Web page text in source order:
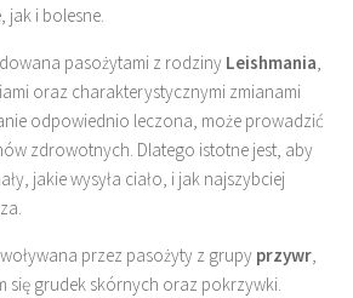
jak i bolesne.
pasożytami z rodziny Leishmania,
oraz charakterystycznymi zmianami
odpowiednio leczona, może prowadzić
zdrowotnych. Dlatego istotne jest, aby
jakie wysyła ciało, i jak najszybciej
przez pasożyty z grupy przywr,
się grudek skórnych oraz pokrzywki.